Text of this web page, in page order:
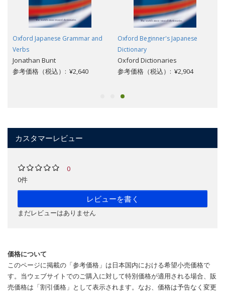
Oxford Japanese Grammar and
Verbs
Jonathan Bunt
参考価格（税込）: ¥2,640
Oxford Beginner's Japanese
Dictionary
Oxford Dictionaries
参考価格（税込）: ¥2,904
カスタマーレビュー
0
0件
レビューを書く
まだレビューはありません
価格について
このページに掲載の「参考価格」は日本国内における希望小売価格で
す。当ウェブサイトでのご購入に対して特別価格が適用される場合、販
売価格は「割引価格」として表示されます。なお、価格は予告なく変更